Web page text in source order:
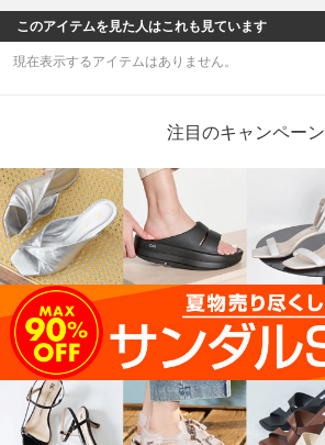
このアイテムを見た人はこれも見ています
現在表示するアイテムはありません。
注目のキャンペーン